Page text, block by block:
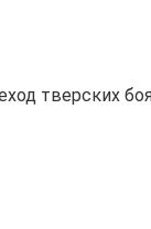
тверских